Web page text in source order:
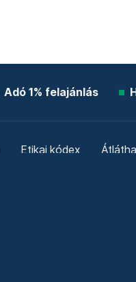
Adó 1% felajánlás
Etikai kódex